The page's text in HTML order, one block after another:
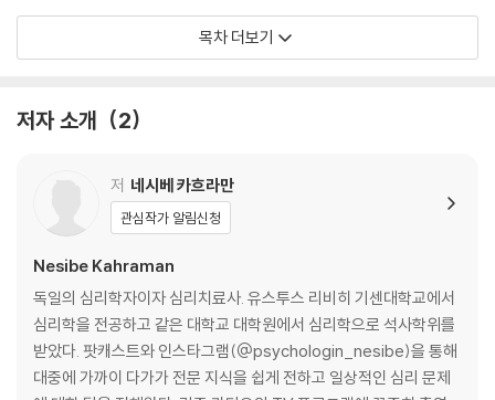
3장 저는 혼자 있는 게 편하고 좋아요
신념을 어떻게 받아들일 것인가
5장 어른이 되기가 두려워요
신념은 어떻게 작동하는가
6장 쓸모없는 동생 역할에서 벗어날 수 있을까요?
신념은 무엇으로 유지되는가
7장 아빠에게 인정받지 못한 제가 무능한 사람 같아요
신념과 자존감은 어떤 관계에 있는가
목차 더보기
저자 소개 2
저 네시베 카흐라만
관심작가 알림신청
Nesibe Kahraman
독일의 심리학자이자 심리치료사. 유스투스 리비히 기센대학교에서
심리학을 전공하고 같은 대학교 대학원에서 심리학으로 석사학위를
받았다. 팟캐스트와 인스타그램(@psychologin_nesibe)을 통해
대중에 가까이 다가가 전문 지식을 쉽게 전하고 일상적인 심리 문제